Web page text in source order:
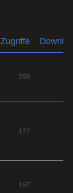
Zugriffe
258
172
167